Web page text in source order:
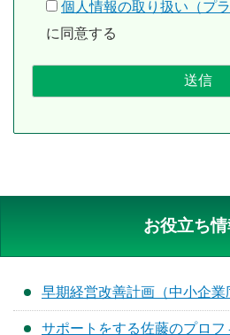
個人情報の取り扱い（プ
に同意する
お役立ち
早期経営改善計画（中小企業
サポートをする佐藤のプロフ